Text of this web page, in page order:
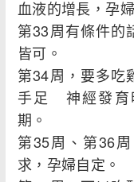
血液的增長，孕
第33周有條件的
皆可。
第34周，要多吃
手足 神經發育
期。
第35周、第36
求，孕婦自定。